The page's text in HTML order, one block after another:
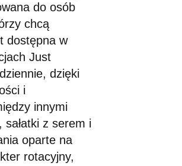
do osób
chcą
dostępna w
Just
dzięki
i
innymi
z serem i
oparte na
rotacyjny,